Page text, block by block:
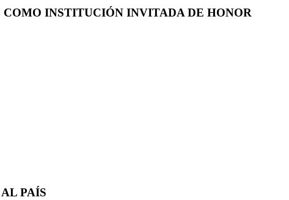
INSTITUCIÓN INVITADA DE HONOR
PAÍS